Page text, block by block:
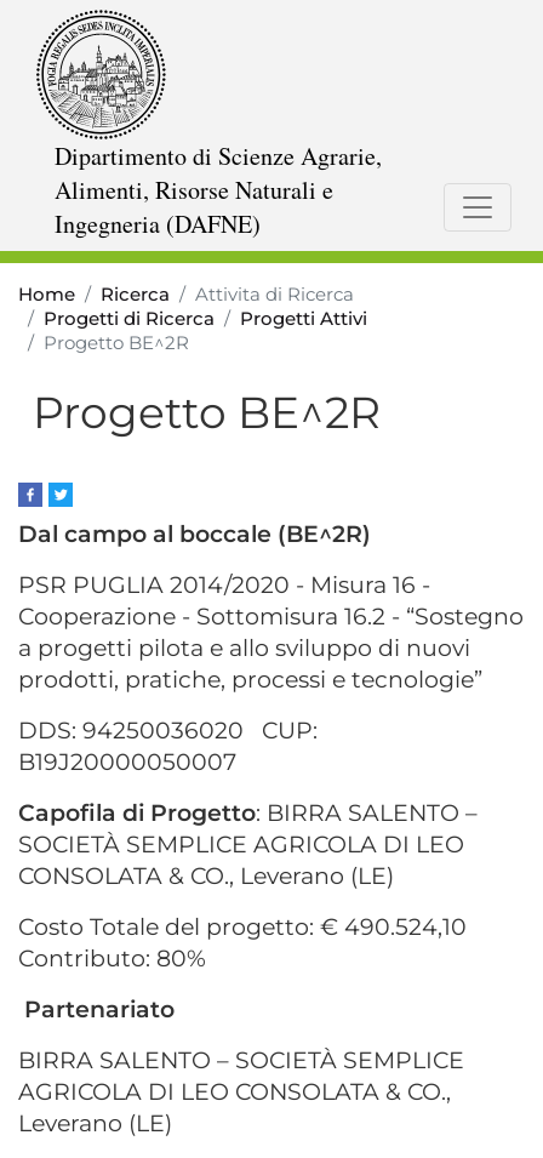
Dipartimento di Scienze Agrarie,
Alimenti, Risorse Naturali e
Ingegneria (DAFNE)
Home Ricerca
Attivita di Ricerca
Progetti di Ricerca
Progetti Attivi
Progetto BE^2R
Progetto BE^2R
Dal campo al boccale (BE^2R)
PSR PUGLIA 2014/2020 - Misura 16 -
Cooperazione - Sottomisura 16.2 - “Sostegno
a progetti pilota e allo sviluppo di nuovi
prodotti, pratiche, processi e tecnologie”
DDS: 94250036020
CUP:
B19J20000050007
Capofila di Progetto: BIRRA SALENTO –
SOCIETÀ SEMPLICE AGRICOLA DI LEO
CONSOLATA & CO., Leverano (LE)
Costo Totale del progetto: € 490.524,10
Contributo: 80%
Partenariato
BIRRA SALENTO – SOCIETÀ SEMPLICE
AGRICOLA DI LEO CONSOLATA & CO.,
Leverano (LE)